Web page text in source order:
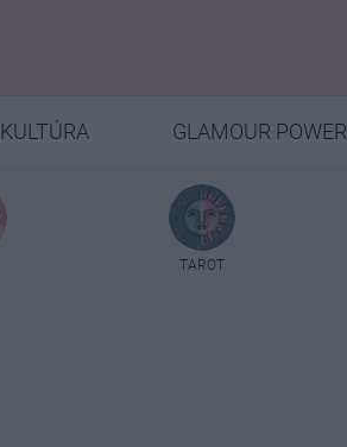
KULTÚRA GLAMOUR POWER
TAROT